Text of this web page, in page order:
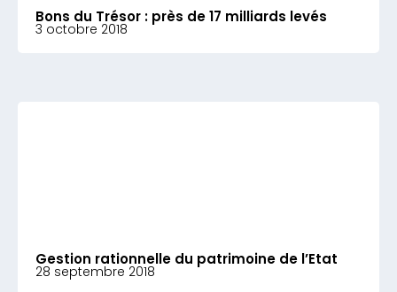
Bons du Trésor : près de 17 milliards levés
3 octobre 2018
Gestion rationnelle du patrimoine de l’Etat
28 septembre 2018